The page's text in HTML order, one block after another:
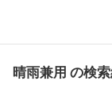
晴雨兼用 の検